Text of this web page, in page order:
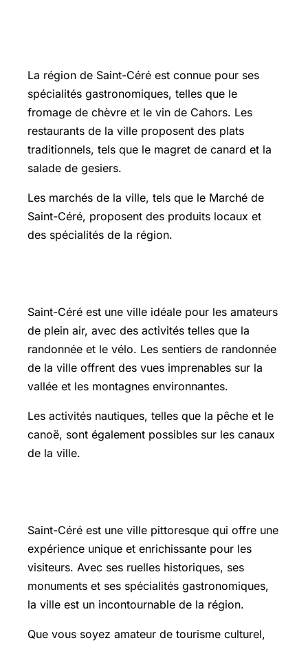
La région de Saint-Céré est connue pour ses
spécialités gastronomiques, telles que le
fromage de chèvre et le vin de Cahors. Les
restaurants de la ville proposent des plats
traditionnels, tels que le magret de canard et la
salade de gesiers.
Les marchés de la ville, tels que le Marché de
Saint-Céré, proposent des produits locaux et
des spécialités de la région.
Saint-Céré est une ville idéale pour les amateurs
de plein air, avec des activités telles que la
randonnée et le vélo. Les sentiers de randonnée
de la ville offrent des vues imprenables sur la
vallée et les montagnes environnantes.
Les activités nautiques, telles que la pêche et le
canoë, sont également possibles sur les canaux
de la ville.
Saint-Céré est une ville pittoresque qui offre une
expérience unique et enrichissante pour les
visiteurs. Avec ses ruelles historiques, ses
monuments et ses spécialités gastronomiques,
la ville est un incontournable de la région.
Que vous soyez amateur de tourisme culturel,